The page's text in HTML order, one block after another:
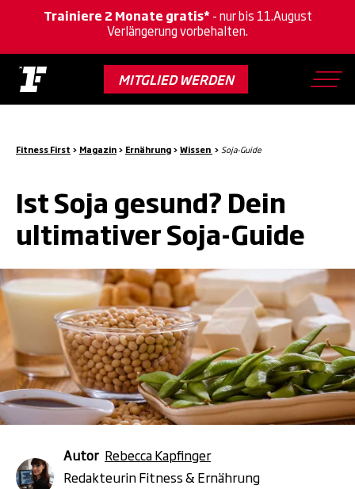
Skip
main
content
MITGLIED WERDEN
Trainiere 2 Monate gratis* - nur bis 11.August
Verlängerung vorbehalten.
Fitness First > Magazin > Ernährung > Wissen > Soja-Guide
Ist Soja gesund? Dein
ultimativer Soja-Guide
Autor Rebecca Kapfinger
Redakteurin Fitness & Ernährung